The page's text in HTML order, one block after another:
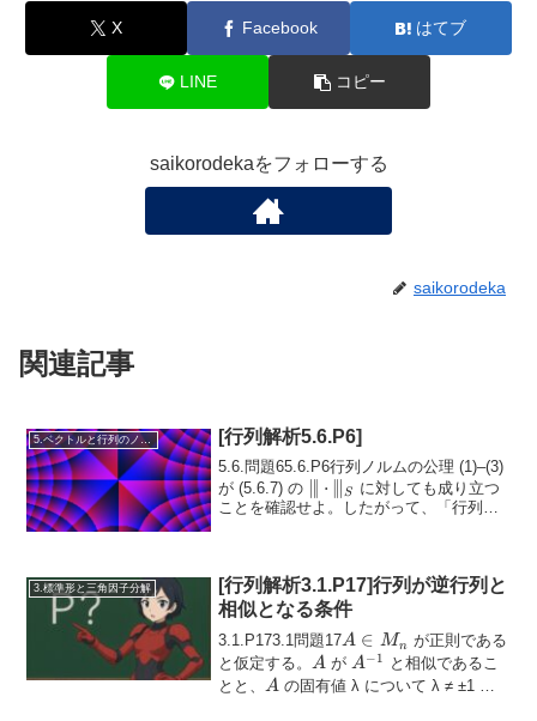
X Facebook はてブ
LINE コピー
saikorodekaをフォローする
saikorodeka
関連記事
5.ベクトルと行列のノルム [行列解析5.6.P6]
5.6.問題65.6.P6行列ノルムの公理 (1)–(3)
が (5.6.7) の
\lVert
\!|\cdot|\!
⋅ S
に対しても成り立つ
ことを確認せよ。したがって、「行列ノ
3.標準形と三角因子分解
[行列解析3.1.P17]行列が逆行列と
相似となる条件
3.1.P173.1問題17A
\in
M_n
A ∈ Mn が正則である
と仮定する。A
A がA^{-1}
A−1
と相似であるこ
とと、A
A の固有値 λ について λ ≠ ±1 の